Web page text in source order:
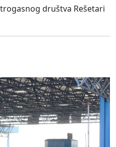
društva Rešetari